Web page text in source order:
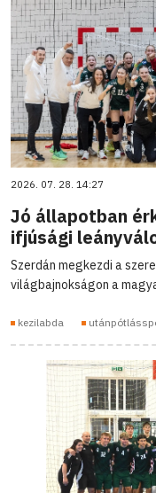
2026. 07. 28. 14:27
Jó állapotban
ifjúsági
Szerdán megkezdi a
világbajnokságon a
kezilabda